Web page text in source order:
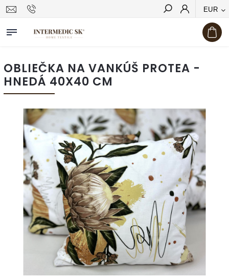
EUR
Hľadať
OBLIEČKA NA VANKÚŠ PROTEA -
HNEDÁ 40X40 CM